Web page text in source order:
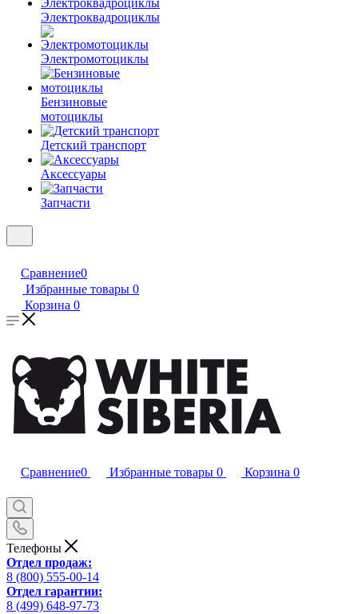
Электроквадроциклы
Электромотоциклы
Бензиновые
мотоциклы
Детский транспорт
Аксессуары
Запчасти
Сравнение0
Избранные товары 0
Корзина 0
Сравнение0 Избранные товары 0 Корзина 0
Телефоны
Отдел продаж:
8 (800) 555-00-14
Отдел гарантии:
8 (499) 648-97-73